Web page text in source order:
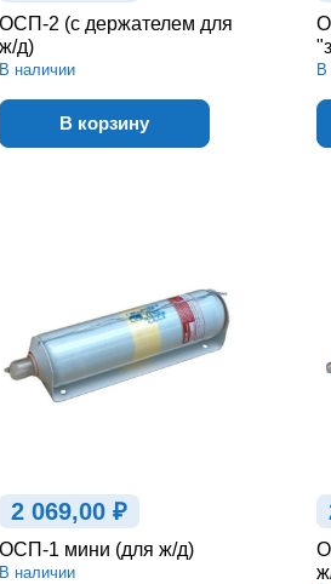
ОСП-2 (с держателем для
ж/д)
В наличии
В корзину
В
2 069,00 ₽
ОСП-1 мини (для ж/д)
В наличии